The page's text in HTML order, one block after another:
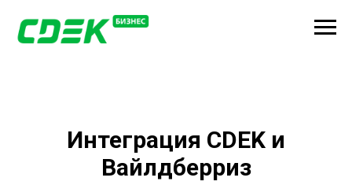
Интеграция CDEK и
Вайлдберриз